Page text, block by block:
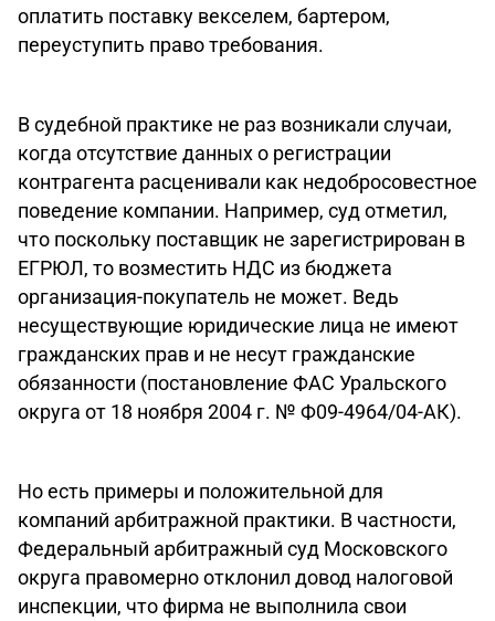
оплатить поставку векселем, бартером,
переуступить право требования.
В судебной практике не раз возникали случаи,
когда отсутствие данных о регистрации
контрагента расценивали как недобросовестное
поведение компании. Например, суд отметил,
что поскольку поставщик не зарегистрирован в
ЕГРЮЛ, то возместить НДС из бюджета
организация-покупатель не может. Ведь
несуществующие юридические лица не имеют
гражданских прав и не несут гражданские
обязанности (постановление ФАС Уральского
округа от 18 ноября 2004 г. № Ф09-4964/04-АК).
Но есть примеры и положительной для
компаний арбитражной практики. В частности,
Федеральный арбитражный суд Московского
округа правомерно отклонил довод налоговой
инспекции, что фирма не выполнила свои